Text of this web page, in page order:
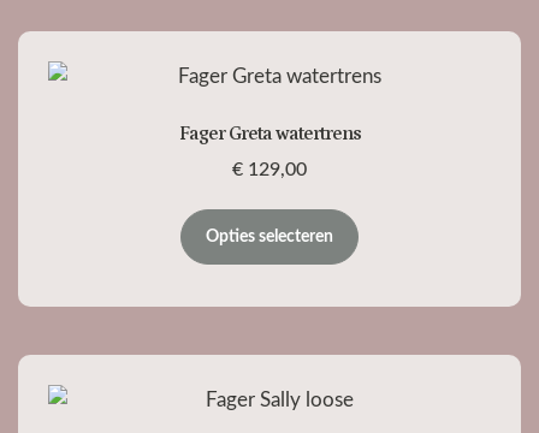
Fager Greta watertrens
€ 129,00
Opties selecteren